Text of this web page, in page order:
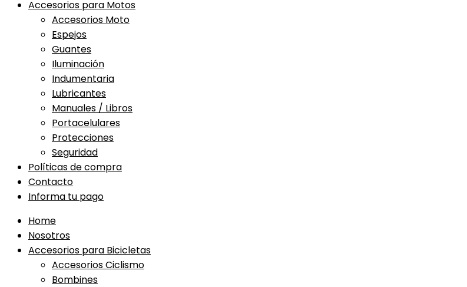
Accesorios para Motos
Accesorios Moto
Espejos
Guantes
Iluminación
Indumentaria
Lubricantes
Manuales / Libros
Portacelulares
Protecciones
Seguridad
Políticas de compra
Contacto
Informa tu pago
Home
Nosotros
Accesorios para Bicicletas
Accesorios Ciclismo
Bombines